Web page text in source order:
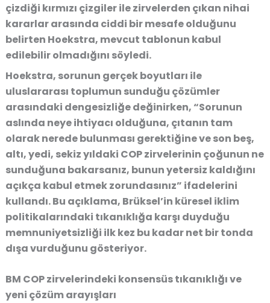
çizdiği kırmızı çizgiler ile zirvelerden çıkan nihai
kararlar arasında ciddi bir mesafe olduğunu
belirten Hoekstra, mevcut tablonun kabul
edilebilir olmadığını söyledi.
Hoekstra, sorunun gerçek boyutları ile
uluslararası toplumun sunduğu çözümler
arasındaki dengesizliğe değinirken, “Sorunun
aslında neye ihtiyacı olduğuna, çıtanın tam
olarak nerede bulunması gerektiğine ve son beş,
altı, yedi, sekiz yıldaki COP zirvelerinin çoğunun ne
sunduğuna bakarsanız, bunun yetersiz kaldığını
açıkça kabul etmek zorundasınız” ifadelerini
kullandı. Bu açıklama, Brüksel’in küresel iklim
politikalarındaki tıkanıklığa karşı duyduğu
memnuniyetsizliği ilk kez bu kadar net bir tonda
dışa vurduğunu gösteriyor.
BM COP zirvelerindeki konsensüs tıkanıklığı ve
yeni çözüm arayışları